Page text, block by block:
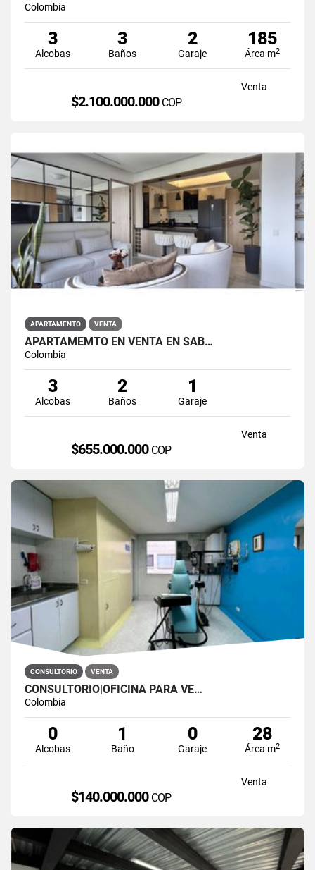
Colombia
3
Alcobas
3
Baños
2
Garaje
185
Área m2
Venta
$2.100.000.000 COP
APARTAMENTO VENTA
APARTAMEMTO EN VENTA EN SAB…
Colombia
3
Alcobas
2
Baños
1
Garaje
Venta
$655.000.000 COP
CONSULTORIO VENTA
CONSULTORIO|OFICINA PARA VE…
Colombia
0
Alcobas
1
Baño
0
Garaje
28
Área m2
Venta
$140.000.000 COP